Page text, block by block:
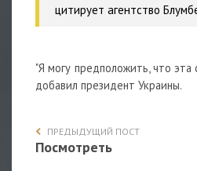
цитирует агентство
"Я могу предположить, что эта
добавил президент Украины.
ПРЕДЫДУЩИЙ ПОСТ
Посмотреть